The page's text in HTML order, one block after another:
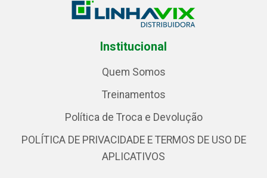
Institucional
Quem Somos
Treinamentos
Política de Troca e Devolução
POLÍTICA DE PRIVACIDADE E TERMOS DE USO DE
APLICATIVOS